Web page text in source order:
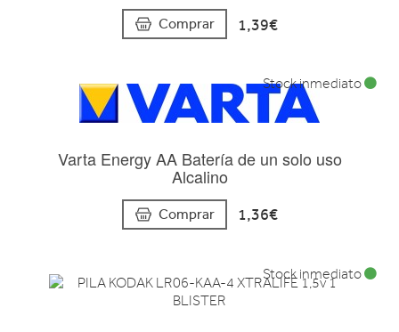
Comprar 1,39€
Varta Energy AA Batería de un solo uso
Alcalino
Comprar 1,36€
Stock inmediato
Stock inmediato